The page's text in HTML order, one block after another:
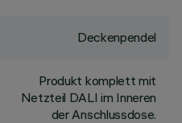
Deckenpendel
Produkt komplett mit
Netzteil DALI im Inneren
der Anschlussdose.